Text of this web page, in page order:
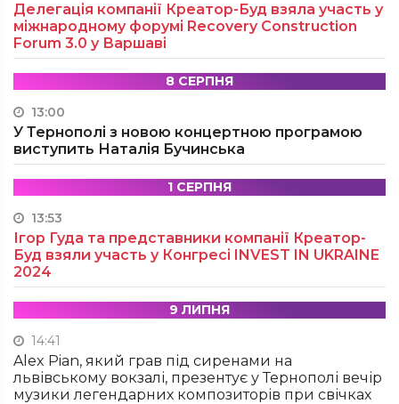
Делегація компанії Креатор-Буд взяла участь у
міжнародному форумі Recovery Construction
Forum 3.0 у Варшаві
8 СЕРПНЯ
13:00
У Тернополі з новою концертною програмою
виступить Наталія Бучинська
1 СЕРПНЯ
13:53
Ігор Гуда та представники компанії Креатор-
Буд взяли участь у Конгресі INVEST IN UKRAINE
2024
9 ЛИПНЯ
14:41
Alex Pian, який грав під сиренами на
львівському вокзалі, презентує у Тернополі вечір
музики легендарних композиторів при свічках